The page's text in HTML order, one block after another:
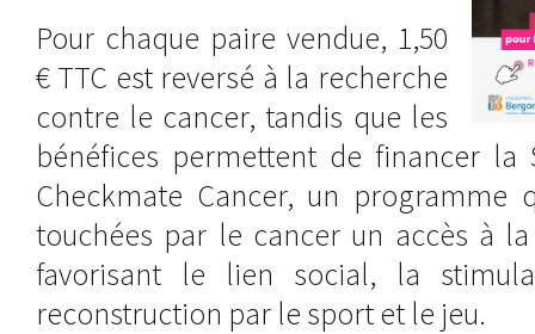
Pour chaque paire vendue, 1,50
€ TTC est reversé à la recherche
contre le cancer, tandis que les
bénéfices permettent de financer la
Checkmate Cancer, un programme
touchées par le cancer un accès à
favorisant le lien social, la
reconstruction par le sport et le jeu.